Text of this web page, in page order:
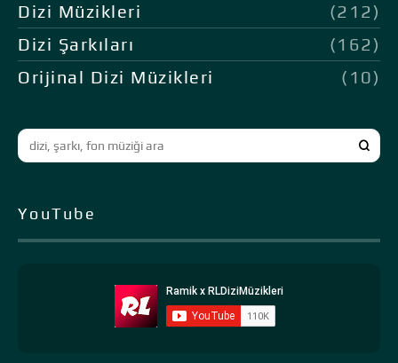
Dizi Müzikleri
(212)
Dizi Şarkıları
(162)
Orijinal Dizi Müzikleri
(10)
YouTube